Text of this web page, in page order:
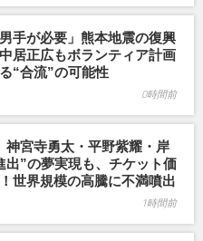
手が必要」熊本地震の復興
居正広もボランティア計画
“合流”の可能性
0時間前
神宮寺勇太・平野紫耀・岸
出”の夢実現も、チケット価
世界規模の高騰に不満噴出
1時間前